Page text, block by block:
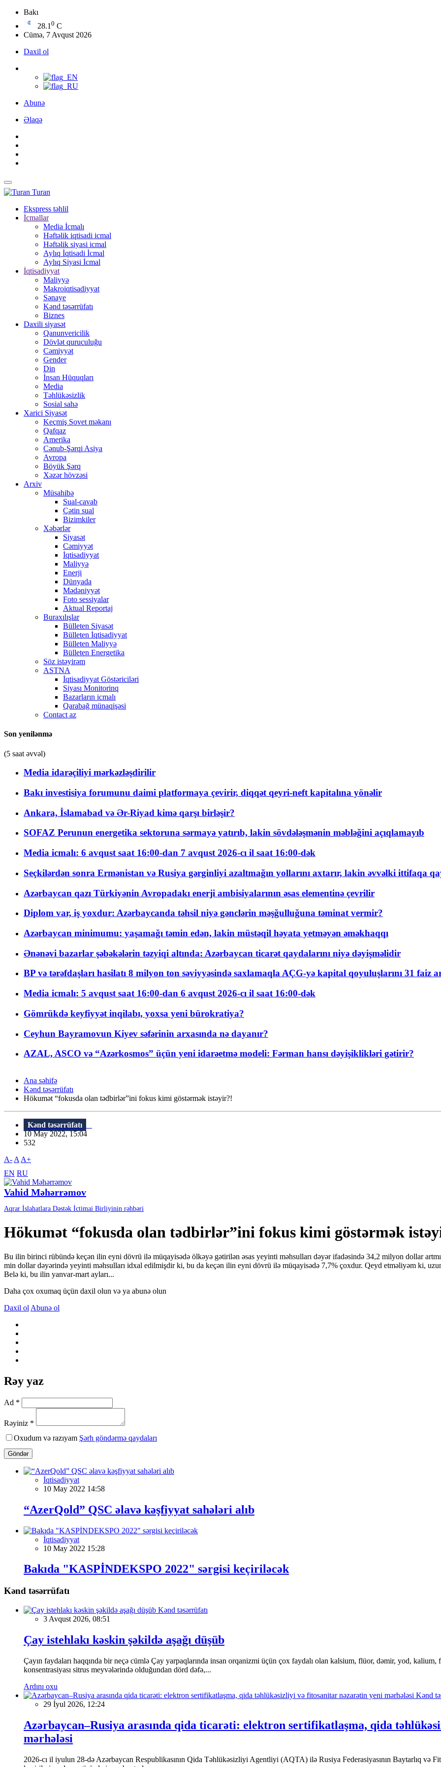
Bakı
28.1 0 C
Cümə, 7 Avqust 2026
Daxil ol
Abunə
Əlaqə
Turan
Ekspress təhlil
İcmallar
Media İcmalı
Həftəlik iqtisadi icmal
Həftəlik siyasi icmal
Aylıq İqtisadi İcmal
Aylıq Siyasi İcmal
İqtisadiyyat
Maliyyə
Makroiqtisadiyyat
Sənaye
Kənd təsərrüfatı
Biznes
Daxili siyasət
Qanunvericilik
Dövlət quruculuğu
Cəmiyyət
Gender
Din
İnsan Hüquqları
Media
Təhlükəsizlik
Sosial sahə
Xarici Siyasət
Keçmiş Sovet məkanı
Qafqaz
Amerika
Cənub-Şərqi Asiya
Avropa
Böyük Şərq
Xəzər hövzəsi
Arxiv
Müsahibə
Sual-cavab
Çətin sual
Bizimkiler
Xəbərlər
Siyasət
Cəmiyyət
İqtisadiyyat
Maliyyə
Enerji
Dünyada
Mədəniyyət
Foto sessiyalar
Aktual Reportaj
Buraxılışlar
Bülleten Siyasət
Bülleten İqtisadiyyat
Bülleten Maliyyə
Bülleten Energetika
Söz istəyirəm
ASTNA
İqtisadiyyat Göstəriciləri
Siyası Monitorinq
Bazarların icmalı
Qarabağ münaqişəsi
Contact az
Son yenilənmə
(5 saat əvvəl)
Media idarəçiliyi mərkəzləşdirilir
Bakı investisiya forumunu daimi platformaya çevirir, diqqət qeyri-neft kapitalına yönəlir
Ankara, İslamabad və Ər-Riyad kimə qarşı birləşir?
SOFAZ Perunun energetika sektoruna sərmayə yatırıb, lakin sövdələşmənin məbləğini açıqlamayıb
Media icmalı: 6 avqust saat 16:00-dan 7 avqust 2026-cı il saat 16:00-dək
Seçkilərdən sonra Ermənistan və Rusiya gərginliyi azaltmağın yollarını axtarır, lakin əvvəlki ittifaqa
Azərbaycan qazı Türkiyənin Avropadakı enerji ambisiyalarının əsas elementinə çevrilir
Diplom var, iş yoxdur: Azərbaycanda təhsil niyə gənclərin məşğulluğuna təminat vermir?
Azərbaycan minimumu: yaşamağı təmin edən, lakin müstəqil həyata yetməyən əməkhaqqı
Ənənəvi bazarlar şəbəkələrin təzyiqi altında: Azərbaycan ticarət qaydalarını niyə dəyişməlidir
BP və tərəfdaşları hasilatı 8 milyon ton səviyyəsində saxlamaqla AÇG-yə kapital qoyuluşlarını 31 faiz
Media icmalı: 5 avqust saat 16:00-dan 6 avqust 2026-cı il saat 16:00-dək
Gömrükdə keyfiyyət inqilabı, yoxsa yeni bürokratiya?
Ceyhun Bayramovun Kiyev səfərinin arxasında nə dayanır?
AZAL, ASCO və “Azərkosmos” üçün yeni idarəetmə modeli: Fərman hansı dəyişiklikləri gətirir?
Ana səhifə
Kənd təsərrüfatı
Hökumət “fokusda olan tədbirlər”ini fokus kimi göstərmək istəyir?!
Kənd təsərrüfatı
10 May 2022, 15:04
532
A- A A+
EN RU
Vahid Məhərrəmov
Aqrar İslahatlara Dəstək İctimai Birliyinin rəhbəri
Hökumət “fokusda olan tədbirlər”ini fokus kimi göstərmək
Bu ilin birinci rübündə keçən ilin eyni dövrü ilə müqayisədə ölkəyə gətirilən əsas yeyinti məhsulları dəyər ifadəsində 34,2 milyon dollar
min dollar dəyərində yeyinti məhsulları idxal edilmişdir ki, bu da keçən ilin eyni dövrü ilə müqayisədə 7,7% çoxdur. Qeyd etməliyəm ki,
Belə ki, bu ilin yanvar-mart ayları...
Daha çox oxumaq üçün daxil olun və ya abunə olun
Daxil ol Abunə ol
Rəy yaz
Ad *
Rəyiniz *
Oxudum və razıyam Şərh göndərmə qaydaları
Göndər
İqtisadiyyat
10 May 2022 14:58
“AzerQold” QSC əlavə kəşfiyyat sahələri alıb
İqtisadiyyat
10 May 2022 15:28
Bakıda "KASPİNDEKSPO 2022" sərgisi keçiriləcək
Kənd təsərrüfatı
Kənd təsərrüfatı
3 Avqust 2026, 08:51
Çay istehlakı kəskin şəkildə aşağı düşüb
Çayın faydaları haqqında bir neçə cümlə Çay yarpaqlarında insan orqanizmi üçün çox faydalı olan kalsium, flüor, dəmir, yod,
konsentrasiyası sitrus meyvələrində olduğundan dörd dəfə,...
Ardını oxu
Kənd
29 İyul 2026, 12:24
Azərbaycan–Rusiya arasında qida ticarəti: elektron sertifikatlaşma, qida
mərhələsi
2026-cı il iyulun 28-də Azərbaycan Respublikasının Qida Təhlükəsizliyi Agentliyi (AQTA) ilə Rusiya Federasiyasının Baytarlıq və